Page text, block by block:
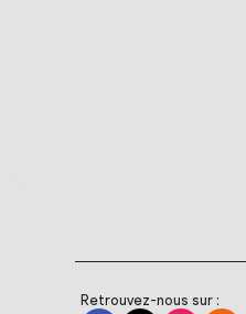
Retrouvez-nous sur :